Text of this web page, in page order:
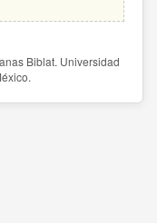
Biblat. Universidad